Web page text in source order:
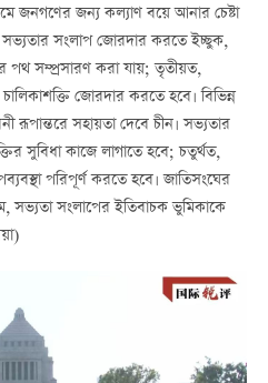
জনগণের জন্য কল্যাণ বয়ে আনার চেষ্টা
সভ্যতার সংলাপ জোরদার করতে ইচ্ছুক,
পথ সম্প্রসারণ করা যায়; তৃতীয়ত,
জোরদার করতে হবে। বিভিন্ন
রূপান্তরে সহায়তা দেবে চীন। সভ্যতার
সুবিধা কাজে লাগাতে হবে; চতুর্থত,
পরিপূর্ণ করতে হবে। জাতিসংঘের
সভ্যতা সংলাপের ইতিবাচক ভুমিকাকে